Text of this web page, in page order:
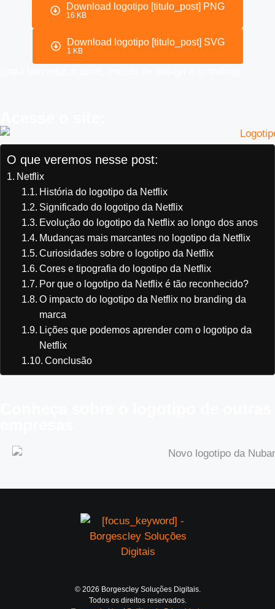
Download logotipo [titulo_post] PNG
16 KB
Download logotipo [titulo_post] SVG
1 KB
O que veremos nesse post:
Netflix
História do logotipo da Netflix
Significado do logotipo da Netflix
Evolução do logotipo da Netflix ao longo dos anos
Mudanças mais marcantes no logotipo da Netflix
Curiosidades sobre o logotipo da Netflix
Cores e tipografia do logotipo da Netflix
Por que o logotipo da Netflix é tão reconhecido?
O impacto do logotipo da Netflix no branding da
marca
Lições que podemos aprender com o logotipo da
Netflix
Conclusão
© 2026 Borgescley Soluções Digitais.
Todos os direitos reservados.